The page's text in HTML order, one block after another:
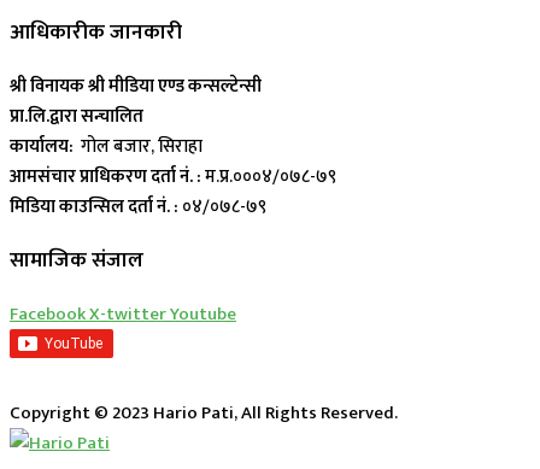
आधिकारीक जानकारी
श्री विनायक श्री मीडिया एण्ड कन्सल्टेन्सी
प्रा.लि.द्वारा सन्चालित
कार्यालय: गोल बजार, सिराहा
आमसंचार प्राधिकरण दर्ता नं. :म.प्र.०००४/०७८-७९
मिडिया काउन्सिल दर्ता नं. : ०४/०७८-७९
सामाजिक संजाल
FacebookX-twitterYoutube
Copyright © 2023 Hario Pati, All Rights Reserved.